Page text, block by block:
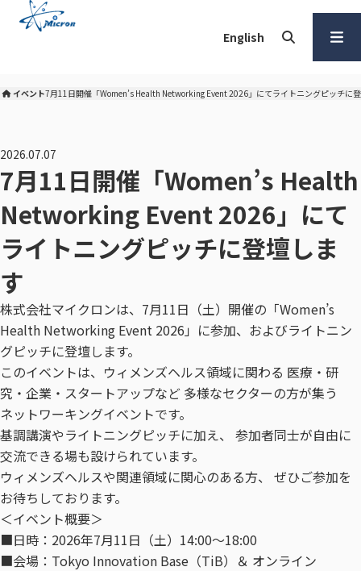
English
ニュー
イベント7月11日開催「Women’s Health Networking Event 2026」にてライトニングピッチに
7月11日開催「Women’s Health
Networking Event 2026」にて
ライトニングピッチに登壇しま
す
2026.07.07
株式会社マイクロンは、7月11日（土）開催の「Women’s
Health Networking Event 2026」に参加、およびライトニン
グピッチに登壇します。
このイベントは、ウィメンズヘルス領域に関わる 医療・研
究・企業・スタートアップなど 多様なセクターの方が集う
ネットワーキングイベントです。
基調講演やライトニングピッチに加え、 参加者同士が自由に
交流できる場も設けられています。
ウィメンズヘルスや関連領域に関心のある方、 ぜひご参加を
お待ちしております。
＜イベント概要＞
■日時：2026年7月11日（土）14:00〜18:00
■会場：Tokyo Innovation Base（TiB）＆ オンライン